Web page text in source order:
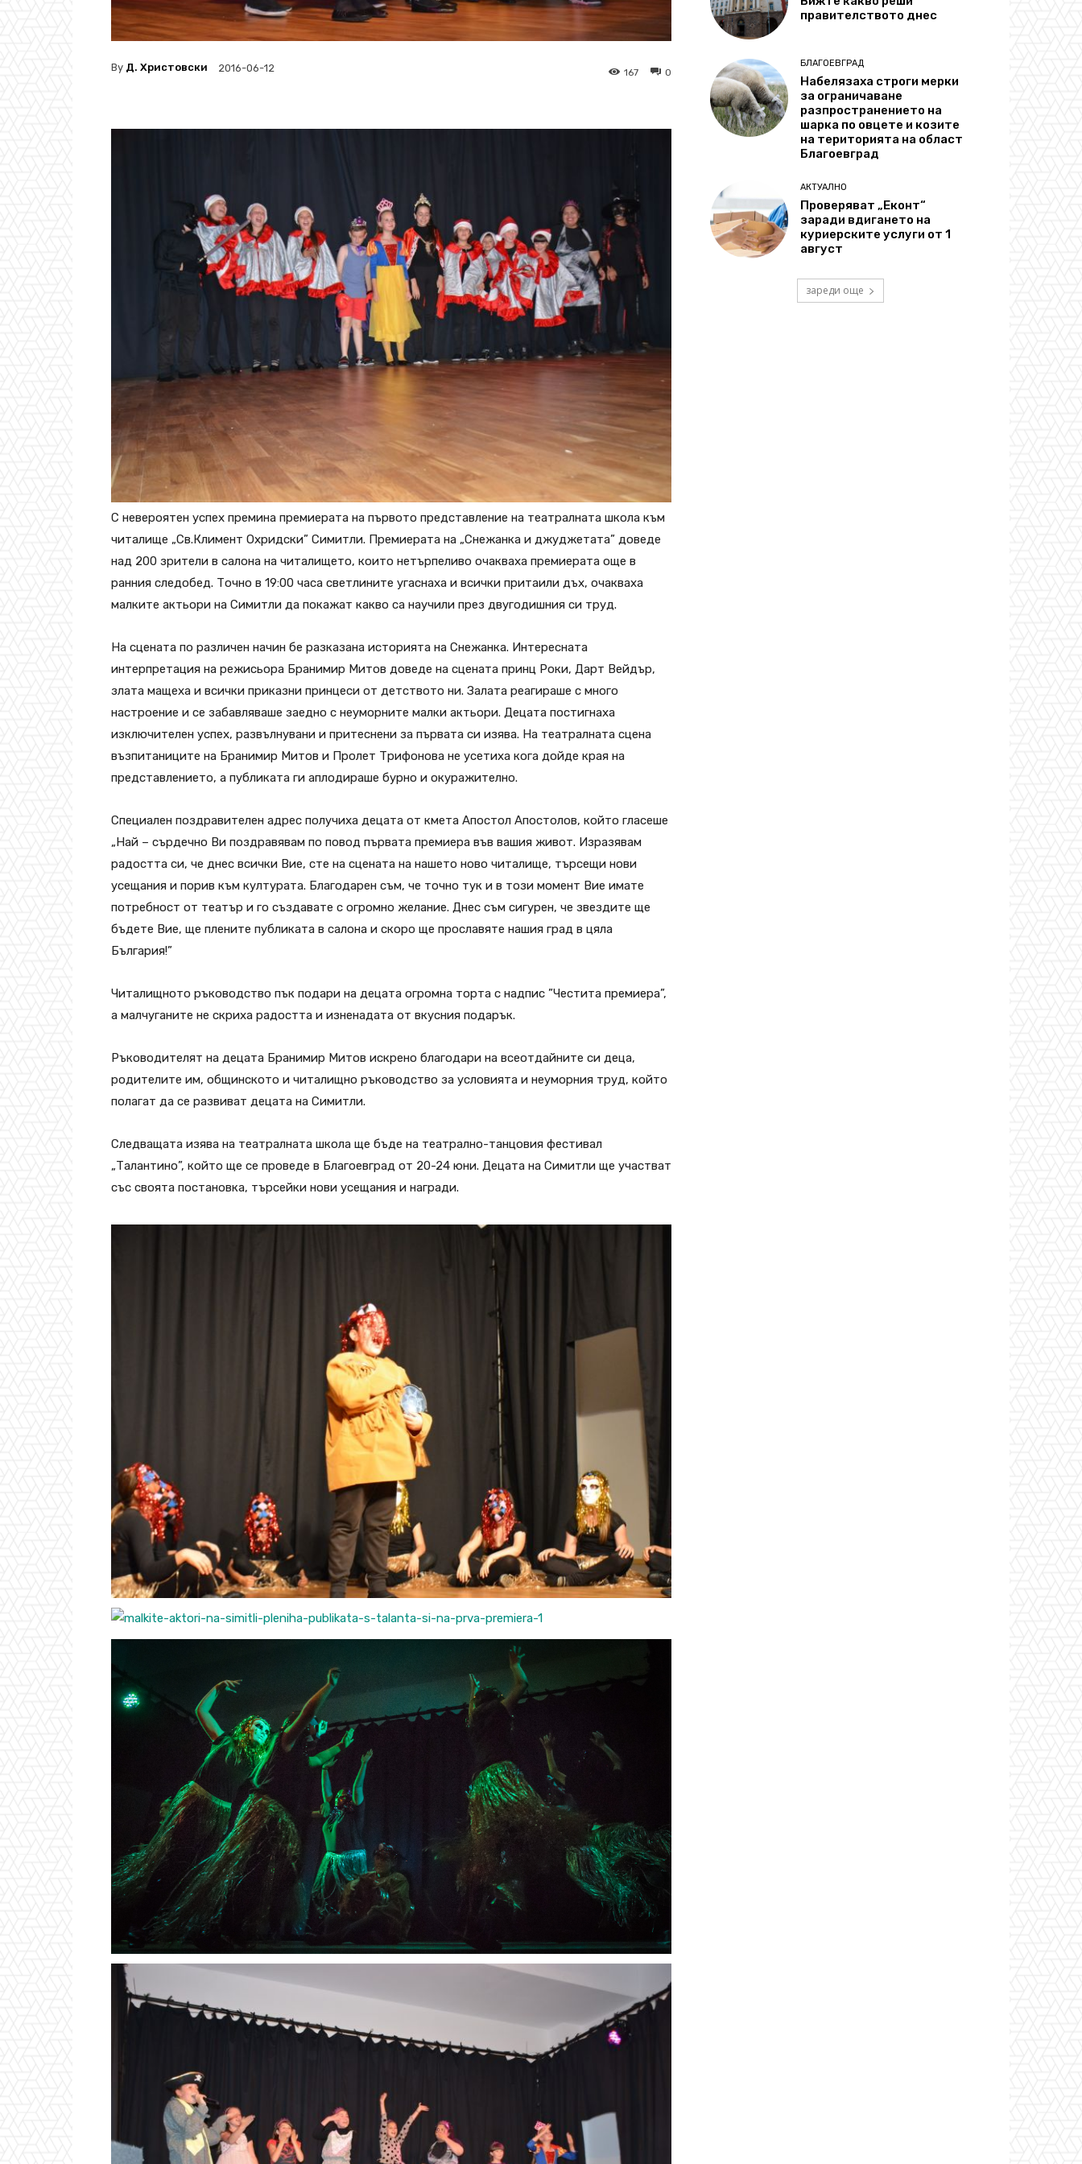
By Д. Христовски 2016-06-12 0
167
С невероятен успех премина премиерата на първото представление на театралната школа към
читалище „Св.Климент Охридски” Симитли. Премиерата на „Снежанка и джуджетата” доведе
над 200 зрители в салона на читалището, които нетърпеливо очакваха премиерата още в
ранния следобед. Точно в 19:00 часа светлините угаснаха и всички притаили дъх, очакваха
малките актьори на Симитли да покажат какво са научили през двугодишния си труд.
На сцената по различен начин бе разказана историята на Снежанка. Интересната
интерпретация на режисьора Бранимир Митов доведе на сцената принц Роки, Дарт Вейдър,
злата мащеха и всички приказни принцеси от детството ни. Залата реагираше с много
настроение и се забавляваше заедно с неуморните малки актьори. Децата постигнаха
изключителен успех, развълнувани и притеснени за първата си изява. На театралната сцена
възпитаниците на Бранимир Митов и Пролет Трифонова не усетиха кога дойде края на
представлението, а публиката ги аплодираше бурно и окуражително.
Специален поздравителен адрес получиха децата от кмета Апостол Апостолов, който гласеше
„Най – сърдечно Ви поздравявам по повод първата премиера във вашия живот. Изразявам
радостта си, че днес всички Вие, сте на сцената на нашето ново читалище, търсещи нови
усещания и порив към културата. Благодарен съм, че точно тук и в този момент Вие имате
потребност от театър и го създавате с огромно желание. Днес съм сигурен, че звездите ще
бъдете Вие, ще плените публиката в салона и скоро ще прославяте нашия град в цяла
България!”
Читалищното ръководство пък подари на децата огромна торта с надпис ”Честита премиера”,
а малчуганите не скриха радостта и изненадата от вкусния подарък.
Ръководителят на децата Бранимир Митов искрено благодари на всеотдайните си деца,
родителите им, общинското и читалищно ръководство за условията и неуморния труд, който
полагат да се развиват децата на Симитли.
Следващата изява на театралната школа ще бъде на театрално-танцовия фестивал
„Талантино”, който ще се проведе в Благоевград от 20-24 юни. Децата на Симитли ще участват
със своята постановка, търсейки нови усещания и награди.
правителството днес
БЛАГОЕВГРАД
Набелязаха строги мерки
за ограничаване
разпространението на
шарка по овцете и козите
на територията на област
Благоевград
АКТУАЛНО
Проверяват „Еконт“
заради вдигането на
куриерските услуги от 1
август
зареди още